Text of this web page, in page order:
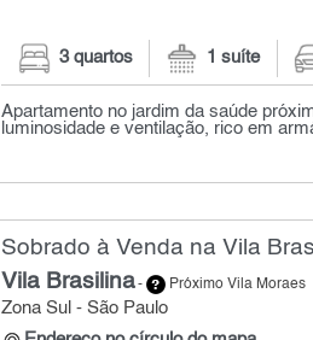
3 quartos 1 suíte
Apartamento no jardim da saúde
luminosidade e ventilação, rico em
Sobrado à Venda na Vila
Vila Brasilina- Próximo Vila Moraes
Zona Sul - São Paulo